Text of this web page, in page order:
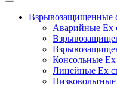
Взрывозащищенные
Аварийные Ex
Консольные Ех
Линейные Ex